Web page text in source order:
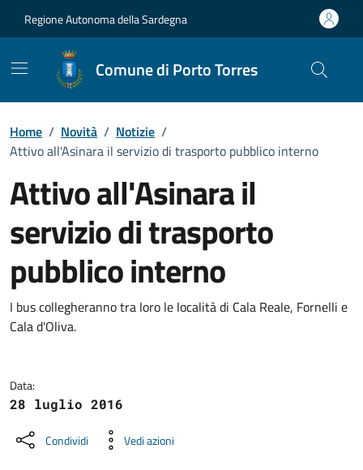
Regione Autonoma della Sardegna
Comune di Porto Torres
Home / Novità / Notizie /
Attivo all'Asinara il servizio di trasporto pubblico interno
Attivo all'Asinara il
servizio di trasporto
pubblico interno
Dettagli della notizia
I bus collegheranno tra loro le località di Cala Reale, Fornelli e
Cala d'Oliva.
Data:
28 luglio 2016
Condividi Vedi azioni